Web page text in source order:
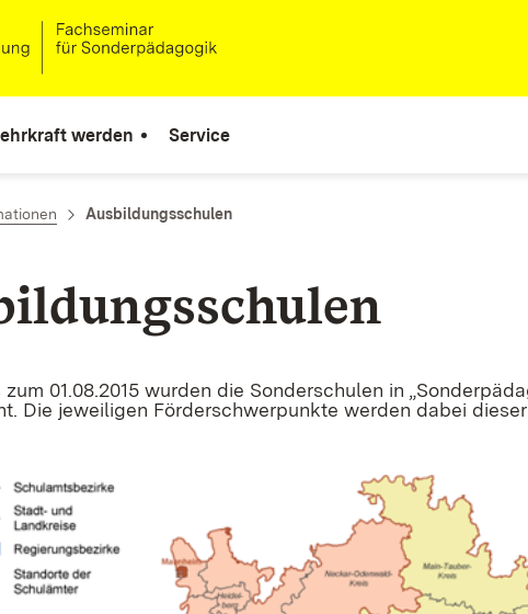
werden Service
Ausbildungsschulen
01.08.2015 wurden die Sonderschulen in
Die jeweiligen Förderschwerpunkte werden dabei